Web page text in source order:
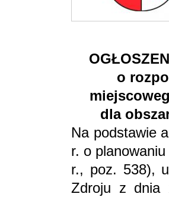
o
dla
Na podstawie
r. o
r., poz. 538),
Zdroju z dnia